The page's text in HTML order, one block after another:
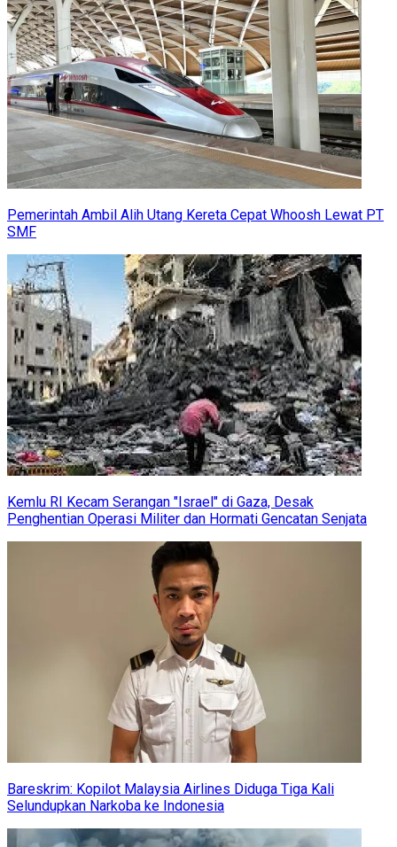
Pemerintah Ambil Alih Utang Kereta Cepat Whoosh Lewat PT
SMF
Kemlu RI Kecam Serangan "Israel" di Gaza, Desak
Penghentian Operasi Militer dan Hormati Gencatan Senjata
Bareskrim: Kopilot Malaysia Airlines Diduga Tiga Kali
Selundupkan Narkoba ke Indonesia